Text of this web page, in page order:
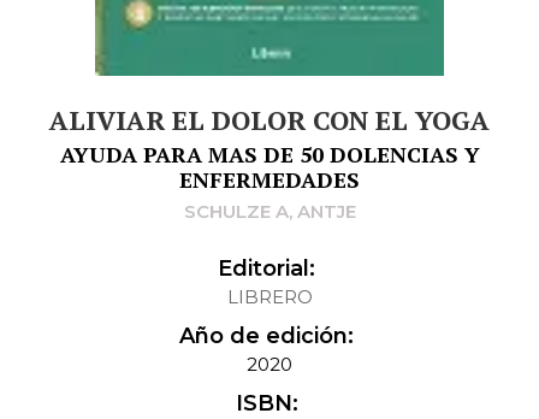
ALIVIAR EL DOLOR CON EL YOGA
AYUDA PARA MAS DE 50 DOLENCIAS Y
ENFERMEDADES
SCHULZE A, ANTJE
Editorial:
LIBRERO
Año de edición:
2020
ISBN: